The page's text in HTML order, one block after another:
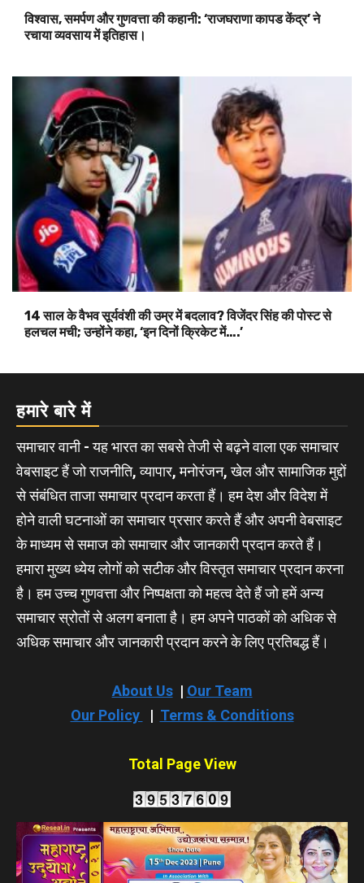
विश्वास, समर्पण और गुणवत्ता की कहानी: ‘राजघराणा कापड केंद्र’ ने
रचाया व्यवसाय में इतिहास।
14 साल के वैभव सूर्यवंशी की उम्र में बदलाव? विजेंदर सिंह की पोस्ट से
हलचल मची; उन्होंने कहा, ‘इन दिनों क्रिकेट में….’
हमारे बारे में
समाचार वानी - यह भारत का सबसे तेजी से बढ़ने वाला एक समाचार
वेबसाइट हैं जो राजनीति, व्यापार, मनोरंजन, खेल और सामाजिक मुद्दों
से संबंधित ताजा समाचार प्रदान करता हैं। हम देश और विदेश में
होने वाली घटनाओं का समाचार प्रसार करते हैं और अपनी वेबसाइट
के माध्यम से समाज को समाचार और जानकारी प्रदान करते हैं।
हमारा मुख्य ध्येय लोगों को सटीक और विस्तृत समाचार प्रदान करना
है। हम उच्च गुणवत्ता और निष्पक्षता को महत्व देते हैं जो हमें अन्य
समाचार स्रोतों से अलग बनाता है। हम अपने पाठकों को अधिक से
अधिक समाचार और जानकारी प्रदान करने के लिए प्रतिबद्ध हैं।
About Us| Our Team
Our Policy
| Terms & Conditions
Total Page View